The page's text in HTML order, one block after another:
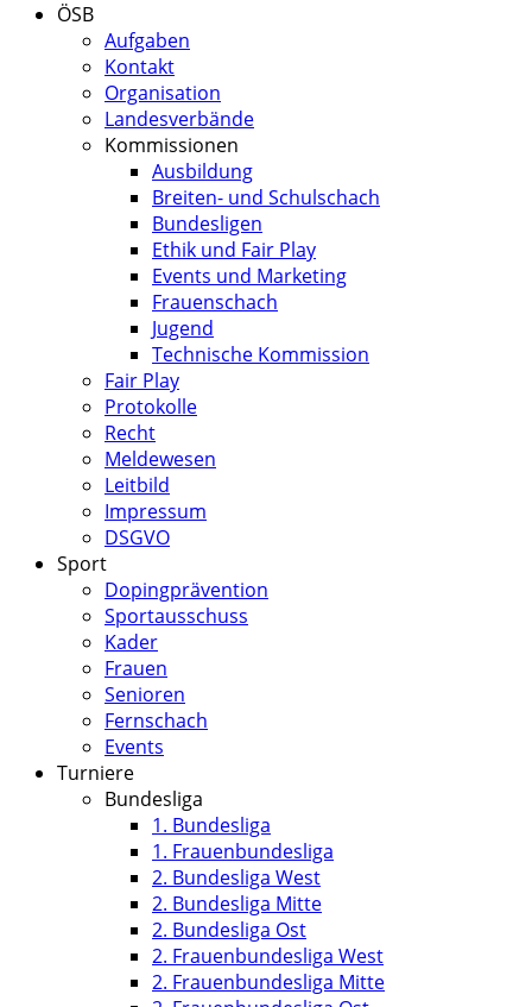
ÖSB
Aufgaben
Kontakt
Organisation
Landesverbände
Kommissionen
Ausbildung
Breiten- und Schulschach
Bundesligen
Ethik und Fair Play
Events und Marketing
Frauenschach
Jugend
Technische Kommission
Fair Play
Protokolle
Recht
Meldewesen
Leitbild
Impressum
DSGVO
Sport
Dopingprävention
Sportausschuss
Kader
Frauen
Senioren
Fernschach
Events
Turniere
Bundesliga
1. Bundesliga
1. Frauenbundesliga
2. Bundesliga West
2. Bundesliga Mitte
2. Bundesliga Ost
2. Frauenbundesliga West
2. Frauenbundesliga Mitte